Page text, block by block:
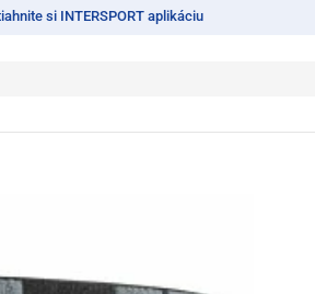
si INTERSPORT aplikáciu